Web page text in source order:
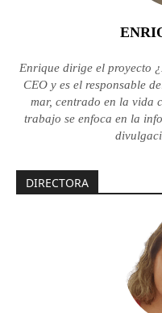
Enrique dirige el proyecto
CEO y es el responsable
mar, centrado en la vida
trabajo se enfoca en la
DIRECTORA